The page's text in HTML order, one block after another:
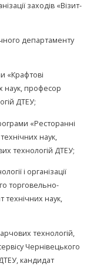
заходів «Візит-
департаменту
«Крафтові
наук, професор
ДТЕУ;
«Ресторанні
наук,
технологій ДТЕУ;
і організації
торговельно-
технічних наук,
технологій,
Чернівецького
кандидат